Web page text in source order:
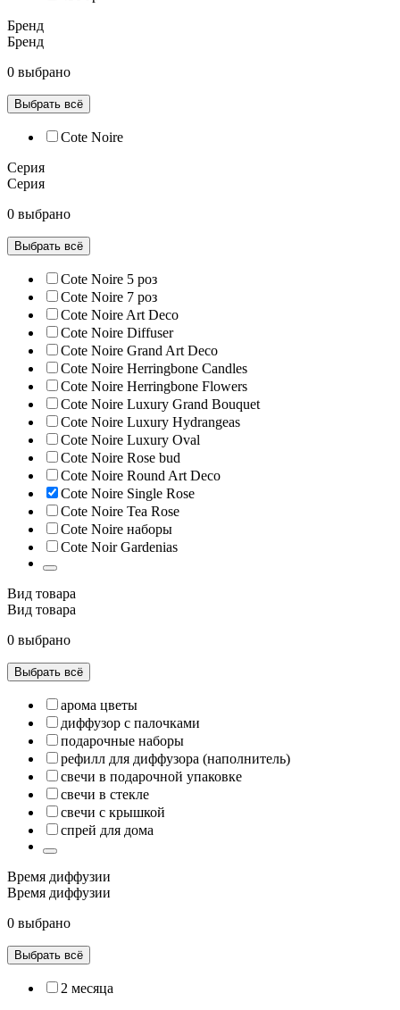
Бренд
Бренд
0 выбрано
Выбрать всё
Cote Noire
Серия
Серия
0 выбрано
Выбрать всё
Cote Noire 5 роз
Cote Noire 7 роз
Cote Noire Art Deco
Cote Noire Diffuser
Cote Noire Grand Art Deco
Cote Noire Herringbone Candles
Cote Noire Herringbone Flowers
Cote Noire Luxury Grand Bouquet
Cote Noire Luxury Hydrangeas
Cote Noire Luxury Oval
Cote Noire Rose bud
Cote Noire Round Art Deco
Cote Noire Single Rose
Cote Noire Tea Rose
Cote Noire наборы
Cote Noir Gardenias
Вид товара
Вид товара
0 выбрано
Выбрать всё
арома цветы
диффузор с палочками
подарочные наборы
рефилл для диффузора (наполнитель)
свечи в подарочной упаковке
свечи в стекле
свечи с крышкой
спрей для дома
Время диффузии
Время диффузии
0 выбрано
Выбрать всё
2 месяца